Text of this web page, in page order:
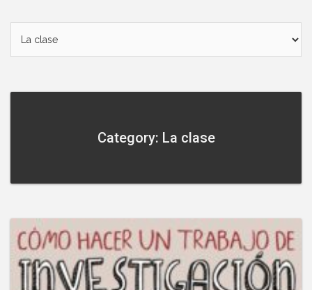
Category: La clase